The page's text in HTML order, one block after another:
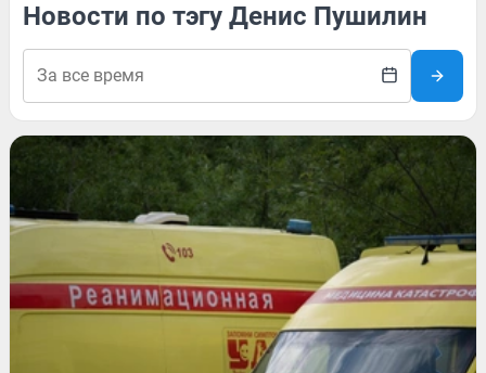
Новости по тэгу Денис Пушилин